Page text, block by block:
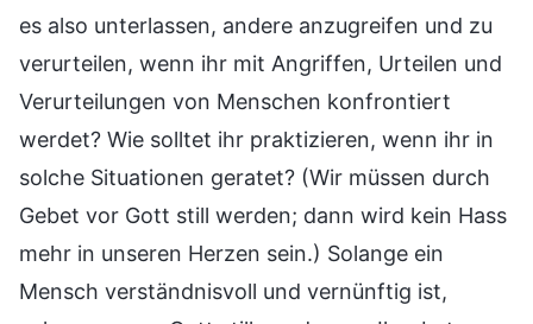
es also unterlassen, andere anzugreifen und zu
verurteilen, wenn ihr mit Angriffen, Urteilen und
Verurteilungen von Menschen konfrontiert
werdet? Wie solltet ihr praktizieren, wenn ihr in
solche Situationen geratet? (Wir müssen durch
Gebet vor Gott still werden; dann wird kein Hass
mehr in unseren Herzen sein.) Solange ein
Mensch verständnisvoll und vernünftig ist,